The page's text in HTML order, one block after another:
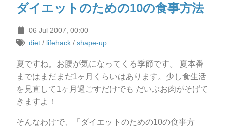
ダイエットのための10の食事方法
06 Jul 2007, 00:00
diet/ lifehack/ shape-up
夏ですね。お腹が気になってくる季節です。 夏本番
まではまだまだ1ヶ月くらいはあります。少し食生活
を見直して1ヶ月過ごすだけでも だいぶお肉がそげて
きますよ！
そんなわけで、「ダイエットのための10の食事方